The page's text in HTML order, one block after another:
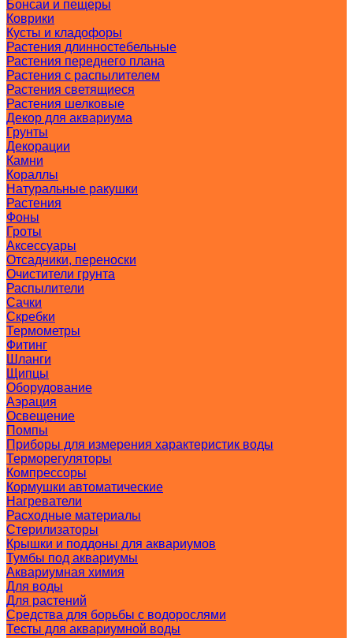
Бонсаи и пещеры
Коврики
Кусты и кладофоры
Растения длинностебельные
Растения переднего плана
Растения с распылителем
Растения светящиеся
Растения шелковые
Декор для аквариума
Грунты
Декорации
Камни
Кораллы
Натуральные ракушки
Растения
Фоны
Гроты
Аксессуары
Отсадники, переноски
Очистители грунта
Распылители
Сачки
Скребки
Термометры
Фитинг
Шланги
Щипцы
Оборудование
Аэрация
Освещение
Помпы
Приборы для измерения характеристик воды
Терморегуляторы
Компрессоры
Кормушки автоматические
Нагреватели
Расходные материалы
Стерилизаторы
Крышки и поддоны для аквариумов
Тумбы под аквариумы
Аквариумная химия
Для воды
Для растений
Средства для борьбы с водорослями
Тесты для аквариумной воды